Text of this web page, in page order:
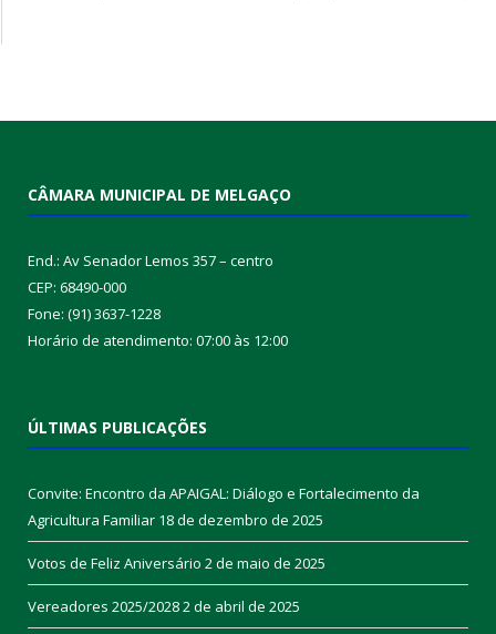
CÂMARA MUNICIPAL DE MELGAÇO
End.: Av Senador Lemos 357 – centro
CEP: 68490-000
Fone: (91) 3637-1228
Horário de atendimento: 07:00 às 12:00
ÚLTIMAS PUBLICAÇÕES
Convite: Encontro da APAIGAL: Diálogo e Fortalecimento da
Agricultura Familiar 18 de dezembro de 2025
Votos de Feliz Aniversário 2 de maio de 2025
Vereadores 2025/20282 de abril de 2025